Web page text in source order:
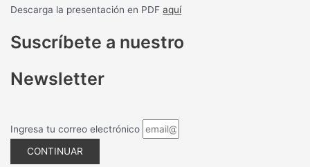
Descarga la presentación en PDFaquí
Suscríbete a nuestro
Newsletter
Ingresa tu correo electrónico
CONTINUAR